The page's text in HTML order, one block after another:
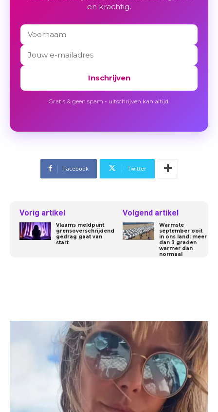
en krachtig.
Inschrijven
Gratis & geen spam - uitschrijven kan altijd.
Facebook Twitter
Vorig artikel
Vlaams meldpunt
grensoverschrijdend
gedrag gaat van
start
Volgend artikel
Warmste
september ooit
in ons land: meer
dan 3 graden
warmer dan
normaal